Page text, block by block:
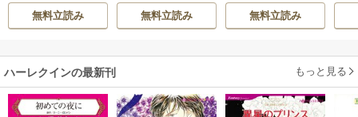
される―
無料立読み
無料立読み
カサ
無料立読み
ハーレクインの最新刊 もっと見る